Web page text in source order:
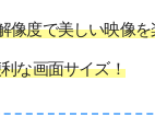
像度で美しい映像
な画面サイズ！